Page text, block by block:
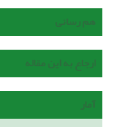
هم رسانی
ارجاع به این مقاله
آمار